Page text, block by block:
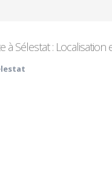
à Sélestat :